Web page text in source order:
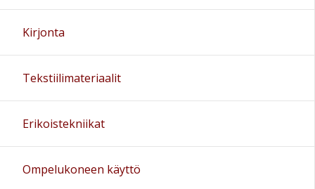
Kirjonta
Tekstiilimateriaalit
Erikoistekniikat
Ompelukoneen käyttö